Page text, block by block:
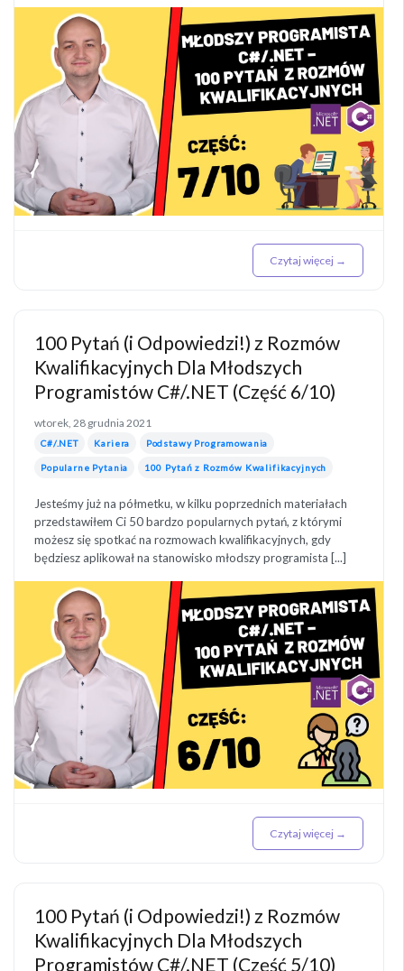
Czytaj więcej →
100 Pytań (i Odpowiedzi!) z Rozmów
Kwalifikacyjnych Dla Młodszych
Programistów C#/.NET (Część 6/10)
wtorek, 28 grudnia 2021
C#/.NET Kariera Podstawy Programowania
Popularne Pytania 100 Pytań z Rozmów Kwalifikacyjnych
Jesteśmy już na półmetku, w kilku poprzednich materiałach
przedstawiłem Ci 50 bardzo popularnych pytań, z którymi
możesz się spotkać na rozmowach kwalifikacyjnych, gdy
będziesz aplikował na stanowisko młodszy programista [...]
Czytaj więcej →
100 Pytań (i Odpowiedzi!) z Rozmów
Kwalifikacyjnych Dla Młodszych
Programistów C#/.NET (Część 5/10)